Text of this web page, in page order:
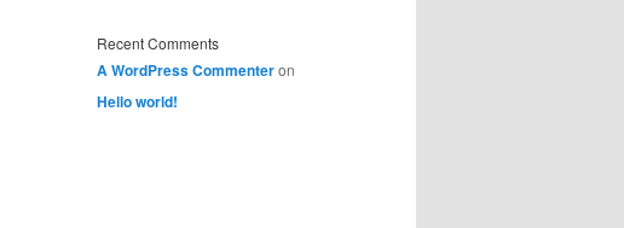
Recent Comments
A WordPress Commenteron
Hello world!